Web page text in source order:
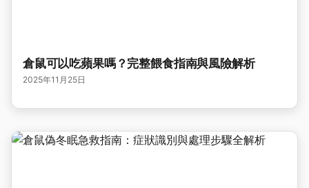
倉鼠可以吃蘋果嗎？完整餵食指南與風險解析
2025年11月25日